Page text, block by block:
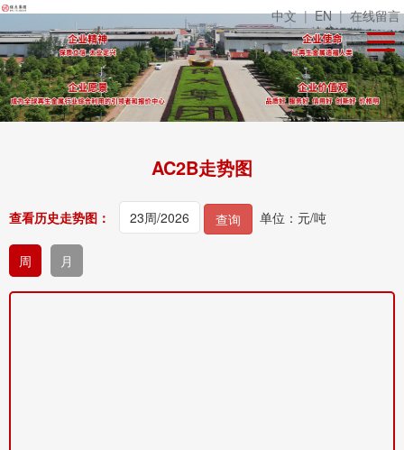
中文 | EN | 在线留言
AC2B走势图
查看历史走势图： 查询 单位：元/吨
周 月